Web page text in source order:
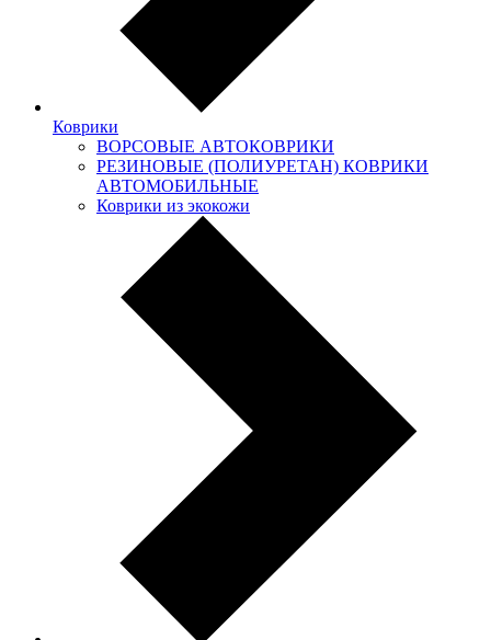
Коврики
ВОРСОВЫЕ АВТОКОВРИКИ
РЕЗИНОВЫЕ (ПОЛИУРЕТАН) КОВРИКИ
АВТОМОБИЛЬНЫЕ
Коврики из экокожи